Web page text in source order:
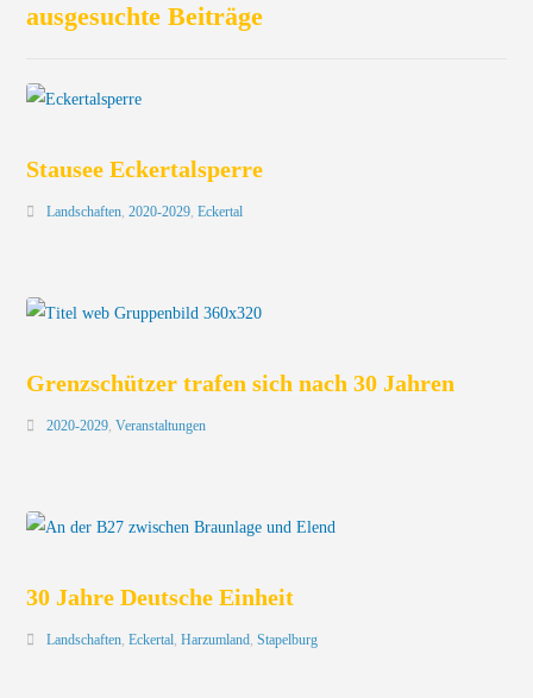
ausgesuchte Beiträge
Stausee Eckertalsperre
Landschaften,2020-2029,Eckertal
Grenzschützer trafen sich nach 30 Jahren
2020-2029,Veranstaltungen
30 Jahre Deutsche Einheit
Landschaften,Eckertal,Harzumland,Stapelburg